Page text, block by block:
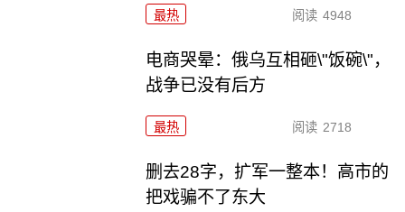
最热 阅读 4948
电商哭晕：俄乌互相砸\"饭碗\"，
战争已没有后方
最热 阅读 2718
删去28字，扩军一整本！高市的
把戏骗不了东大